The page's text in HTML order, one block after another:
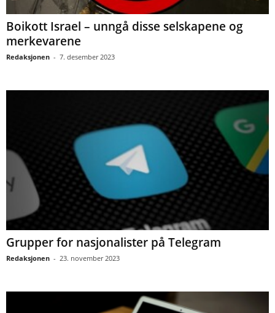
Boikott Israel – unngå disse selskapene og
merkevarene
Redaksjonen - 7. desember 2023
Grupper for nasjonalister på Telegram
Redaksjonen - 23. november 2023